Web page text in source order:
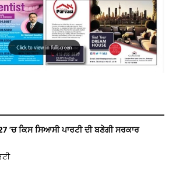
’ਚ ਕਿਸ ਸਿਆਸੀ ਪਾਰਟੀ ਦੀ ਬਣੇਗੀ ਸਰਕਾਰ